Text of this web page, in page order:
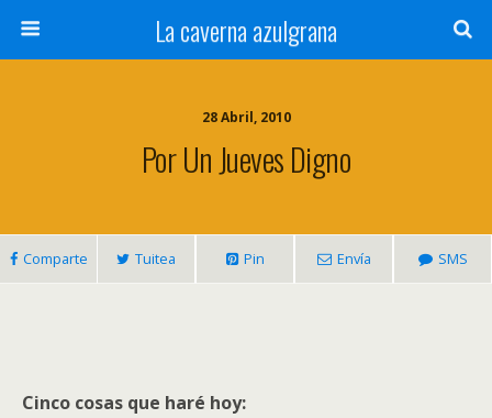
La caverna azulgrana
28 Abril, 2010
Por Un Jueves Digno
Comparte Tuitea Pin Envía SMS
Cinco cosas que haré hoy: